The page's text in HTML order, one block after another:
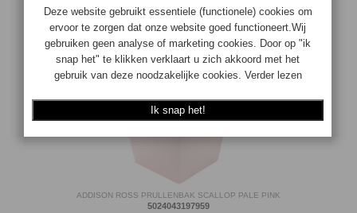
ADDISON ROSS PRULLENBAK SCALLOP PALE PINK
5024043197959